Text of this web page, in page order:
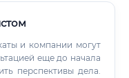
и компании могут
еще до начала
перспективы дела.